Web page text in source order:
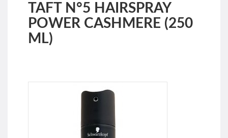
TAFT N°5 HAIRSPRAY
POWER CASHMERE (250
ML)